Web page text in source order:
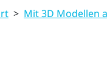
> Mit 3D Modellen